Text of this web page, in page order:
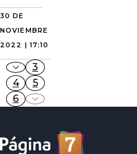
30 DE
NOVIEMBRE
2022 | 17:10
3
4
5
6